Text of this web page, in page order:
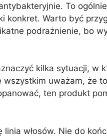
To
konkret. Warto być
podrażnienie, bo
kilka sytuacji,
wszystkim uważam, że
ten produkt
linia włosów. Nie do